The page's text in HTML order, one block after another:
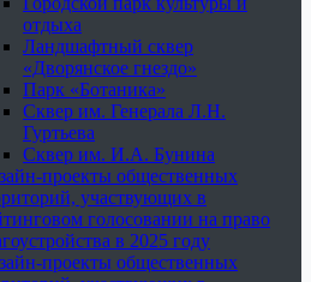
отдыха
Ландшафтный сквер
«Дворянское гнездо»
Парк «Ботаника»
Сквер им. Генерала Л.Н.
Гуртьева
Сквер им. И.А. Бунина
проекты общественных
участвующих в
голосовании на право
в 2025 году
проекты общественных